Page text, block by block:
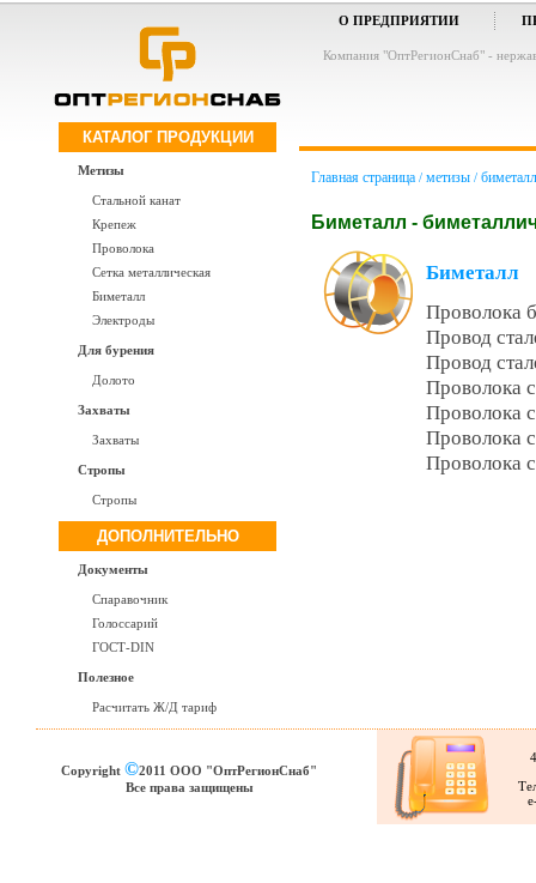
КАТАЛОГ ПРОДУКЦИИ
Метизы
Стальной канат
Крепеж
Проволока
Сетка металлическая
Биметалл
Электроды
Для бурения
Долото
Захваты
Захваты
Стропы
Стропы
ДОПОЛНИТЕЛЬНО
Документы
Спаравочник
Голоссарий
ГОСТ-DIN
Полезное
Расчитать Ж/Д тариф
О ПРЕДПРИЯТИИ
Компания "ОптРегионСнаб" -
Главная страница / метизы /
Биметалл -
Биметалл
Проволока
Провод
Провод
Проволока
Проволока
Проволока
Проволока
Copyright ©2011 ООО "ОптРегионСнаб"
Все права защищены